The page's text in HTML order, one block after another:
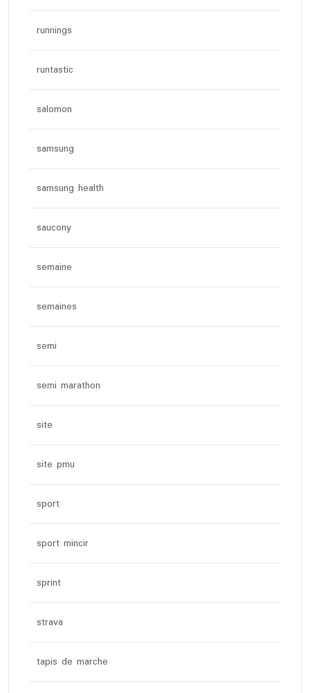
runnings
runtastic
salomon
samsung
samsung health
saucony
semaine
semaines
semi
semi marathon
site
site pmu
sport
sport mincir
sprint
strava
tapis de marche